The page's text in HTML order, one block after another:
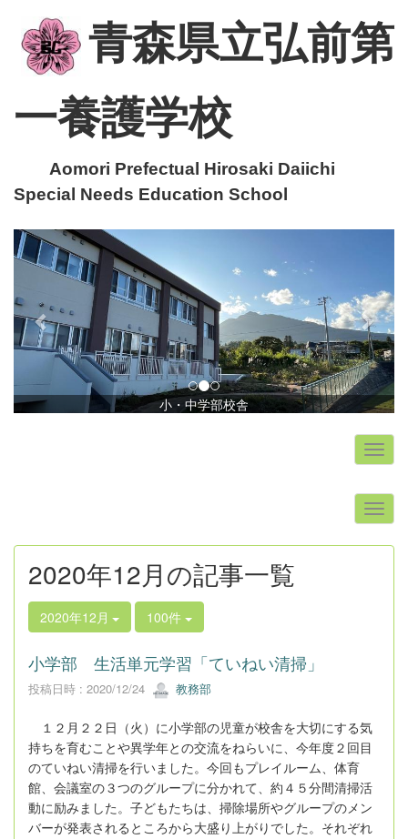
青森県立弘前第
一養護学校
Aomori Prefectual Hirosaki Daiichi
Special Needs Education School
小・中学部校舎
p
r
v
i
o
u
s
x
t
2020年12月の記事一覧
2020年12月 100件
小学部 生活単元学習「ていねい清掃」
投稿日時 : 2020/12/24 教務部
１２月２２日（火）に小学部の児童が校舎を大切にする気
持ちを育むことや異学年との交流をねらいに、今年度２回目
のていねい清掃を行いました。今回もプレイルーム、体育
館、会議室の３つのグループに分かれて、約４５分間清掃活
動に励みました。子どもたちは、掃除場所やグループのメン
バーが発表されるところから大盛り上がりでした。それぞれ